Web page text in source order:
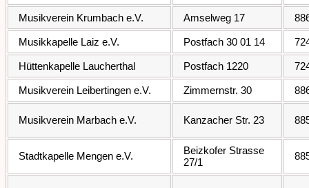
Musikverein Krumbach e.V. Amselweg 17
Musikkapelle Laiz e.V. Postfach 30 01 14
Hüttenkapelle Laucherthal Postfach 1220
Musikverein Leibertingen e.V. Zimmernstr. 30
Musikverein Marbach e.V. Kanzacher Str. 23
Stadtkapelle Mengen e.V.
Beizkofer Strasse
27/1